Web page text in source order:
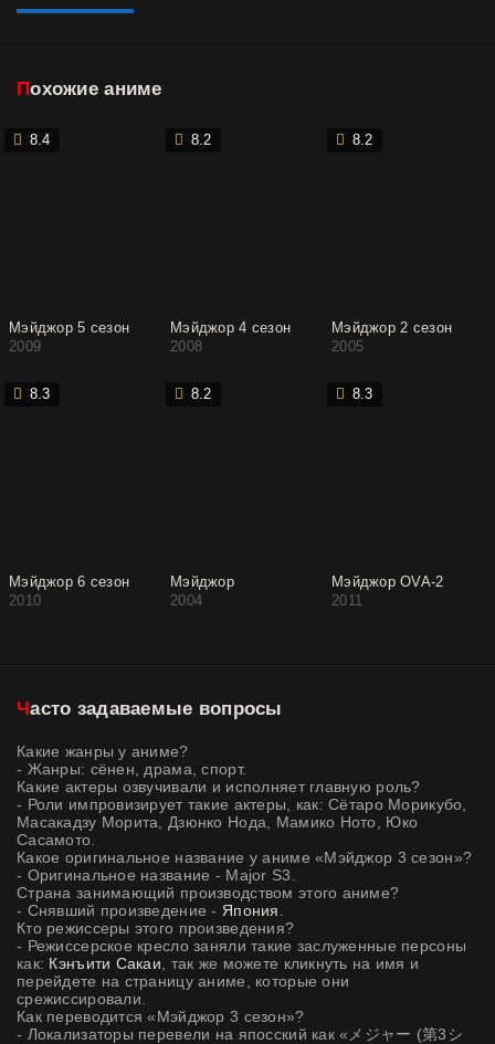
Похожие аниме
8.4
Мэйджор 5 сезон
2009
8.2
Мэйджор 4 сезон
2008
8.2
Мэйджор 2 сезон
2005
8.3
Мэйджор 6 сезон
2010
8.2
Мэйджор
2004
8.3
Мэйджор OVA-2
2011
Часто задаваемые вопросы
Какие жанры у аниме?
- Жанры: сёнен, драма, спорт.
Какие актеры озвучивали и исполняет главную роль?
- Роли импровизирует такие актеры, как: Сётаро Морикубо,
Масакадзу Морита, Дзюнко Нода, Мамико Ното, Юко
Сасамото.
Какое оригинальное название у аниме «Мэйджор 3 сезон»?
- Оригинальное название - Major S3.
Страна занимающий производством этого аниме?
- Снявший произведение - Япония
Кто режиссеры этого произведения?
- Режиссерское кресло заняли такие заслуженные персоны
как: Кэнъити Сакаи , так же можете кликнуть на имя и
перейдете на страницу аниме, которые они
срежиссировали.
Как переводится «Мэйджор 3 сезон»?
- Локализаторы перевели на япосский как «メジャー (第3シ